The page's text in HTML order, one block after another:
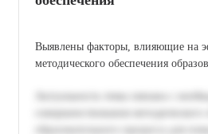
Выявлены факторы, влияющие на
методического обеспечения